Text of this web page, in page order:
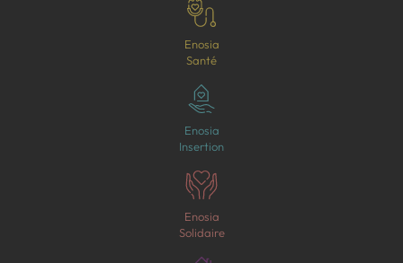
Enosia
Santé
Enosia
Insertion
Enosia
Solidaire